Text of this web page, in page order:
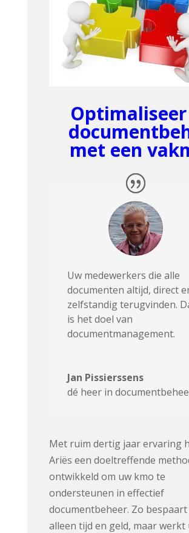
met een
Uw medewerkers die alle
documenten altijd, direct
zelfstandig terugvinden.
is het doel van
documentmanagement.
Jan Pissierssens
dé heer in
Met ruim dertig jaar ervaring
Ariës een doeltreffende
ontwikkeld om uw kmo te
ondersteunen in effectief
documentbeheer. Zo
alleen tijd en geld, maar werkt